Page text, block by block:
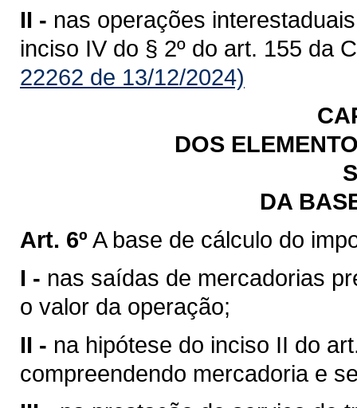
II - nas operações
inciso IV do § 2º do art. 155 da
22262 de 13/12/2024)
DOS
DA
Art. 6º A base de cálculo do
I - nas saídas de mercadorias
o valor da operação;
II - na hipótese do inciso II do
compreendendo mercadoria e